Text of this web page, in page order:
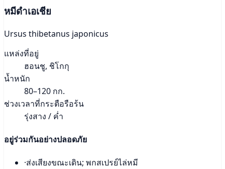
หมีดำเอเชีย
Ursus thibetanus japonicus
แหล่งที่อยู่
ฮอนชู, ชิโกกุ
น้ำหนัก
80–120 กก.
ช่วงเวลาที่กระตือรือร้น
รุ่งสาง / ค่ำ
อยู่ร่วมกันอย่างปลอดภัย
·ส่งเสียงขณะเดิน; พกสเปรย์ไล่หมี